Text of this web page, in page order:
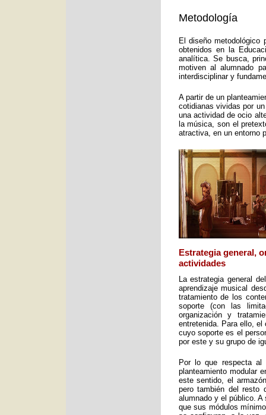
Metodología
El diseño metodológico
obtenidos en la
analítica. Se busca,
motiven al alumnado
interdisciplinar y
A partir de un
cotidianas vividas por
una actividad de ocio
la música, son el
atractiva, en un entorno
Estrategia general,
actividades
La estrategia general
aprendizaje musical
tratamiento de los
soporte (con las
organización y
entretenida. Para ello,
cuyo soporte es el
por este y su grupo de
Por lo que respecta al
planteamiento modular
este sentido, el
pero también del resto
alumnado y el público.
que sus módulos